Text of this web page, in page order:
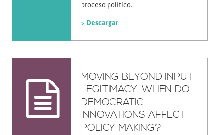
proceso político.
> Descargar
MOVING BEYOND INPUT
LEGITIMACY: WHEN DO
DEMOCRATIC
INNOVATIONS AFFECT
POLICY MAKING?